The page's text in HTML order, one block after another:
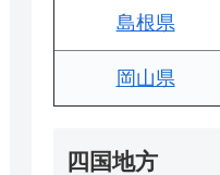
島根県
岡山県
四国地方